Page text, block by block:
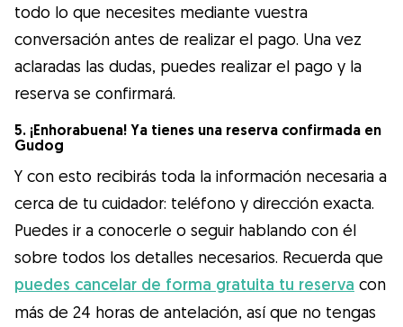
todo lo que necesites mediante vuestra
conversación antes de realizar el pago. Una vez
aclaradas las dudas, puedes realizar el pago y la
reserva se confirmará.
5. ¡Enhorabuena! Ya tienes una reserva confirmada en
Gudog
Y con esto recibirás toda la información necesaria a
cerca de tu cuidador: teléfono y dirección exacta.
Puedes ir a conocerle o seguir hablando con él
sobre todos los detalles necesarios. Recuerda que
puedes cancelar de forma gratuita tu reserva con
más de 24 horas de antelación, así que no tengas